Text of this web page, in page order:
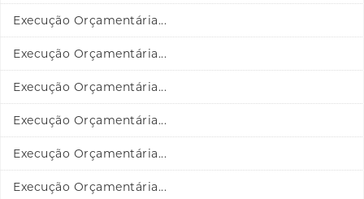
Execução Orçamentária...
Execução Orçamentária...
Execução Orçamentária...
Execução Orçamentária...
Execução Orçamentária...
Execução Orçamentária...